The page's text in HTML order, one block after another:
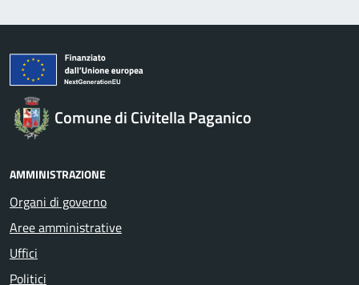
Comune di Civitella Paganico
AMMINISTRAZIONE
Organi di governo
Aree amministrative
Uffici
Politici